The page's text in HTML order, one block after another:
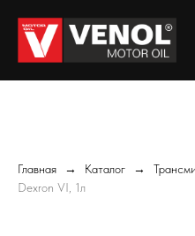
Главная Каталог
Dexron VI, 1л